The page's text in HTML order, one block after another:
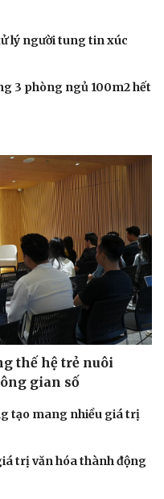
lý người tung tin xúc
3 phòng ngủ 100m2 hết
thế hệ trẻ nuôi
gian số
tạo mang nhiều giá trị
trị văn hóa thành động